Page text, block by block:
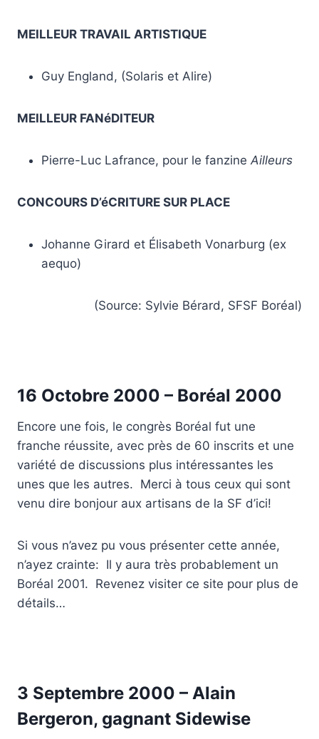
MEILLEUR TRAVAIL ARTISTIQUE
Guy England, (Solaris et Alire)
MEILLEUR FANéDITEUR
Pierre-Luc Lafrance, pour le fanzine Ailleurs
CONCOURS D’éCRITURE SUR PLACE
Johanne Girard et Élisabeth Vonarburg (ex
aequo)
(Source: Sylvie Bérard, SFSF Boréal)
16 Octobre 2000 – Boréal 2000
Encore une fois, le congrès Boréal fut une
franche réussite, avec près de 60 inscrits et une
variété de discussions plus intéressantes les
unes que les autres. Merci à tous ceux qui sont
venu dire bonjour aux artisans de la SF d’ici!
Si vous n’avez pu vous présenter cette année,
n’ayez crainte: Il y aura très probablement un
Boréal 2001. Revenez visiter ce site pour plus de
détails…
3 Septembre 2000 – Alain
Bergeron, gagnant Sidewise